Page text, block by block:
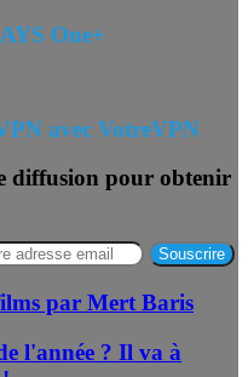
One+
avec VotreVPN
diffusion pour obtenir
par Mert Baris
l'année ? Il va à